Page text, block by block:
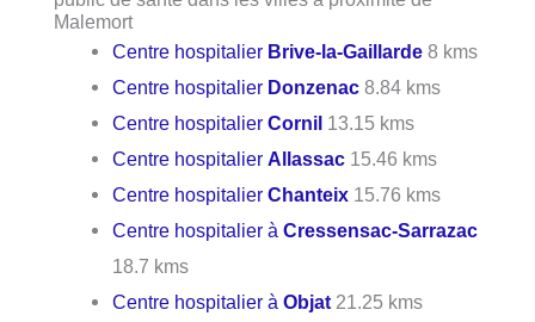
Malemort
Centre hospitalier Brive-la-Gaillarde 8 kms
Centre hospitalier Donzenac 8.84 kms
Centre hospitalierCornil 13.15 kms
Centre hospitalierAllassac 15.46 kms
Centre hospitalierChanteix 15.76 kms
Centre hospitalier àCressensac-Sarrazac
18.7 kms
Centre hospitalier àObjat 21.25 kms